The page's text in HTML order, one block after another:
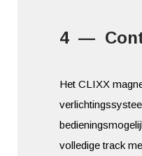
4 —
Het CLIXX
volledige track